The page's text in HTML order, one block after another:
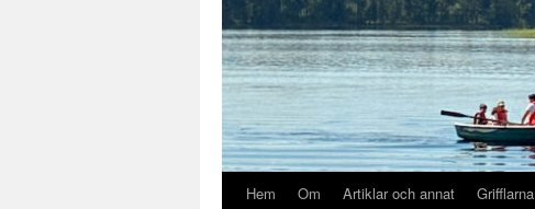
Hem Om Artiklar och annat Grifflarna